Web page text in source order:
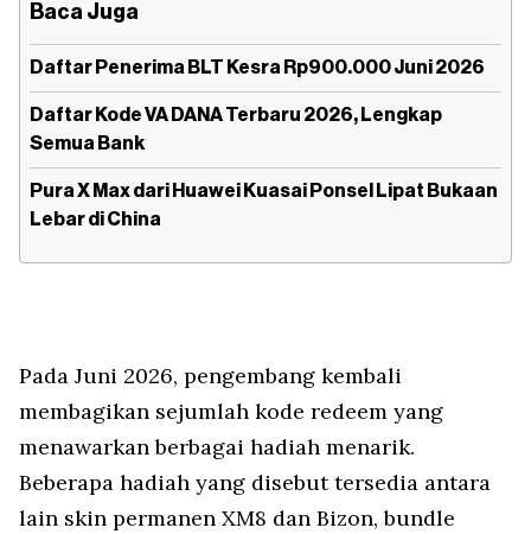
Baca Juga
Daftar Penerima BLT Kesra Rp900.000 Juni 2026
Daftar Kode VA DANA Terbaru 2026, Lengkap
Semua Bank
Pura X Max dari Huawei Kuasai Ponsel Lipat Bukaan
Lebar di China
Pada Juni 2026, pengembang kembali
membagikan sejumlah kode redeem yang
menawarkan berbagai hadiah menarik.
Beberapa hadiah yang disebut tersedia antara
lain skin permanen XM8 dan Bizon, bundle